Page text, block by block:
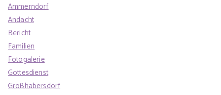
Ammerndorf
Andacht
Bericht
Familien
Fotogalerie
Gottesdienst
Großhabersdorf